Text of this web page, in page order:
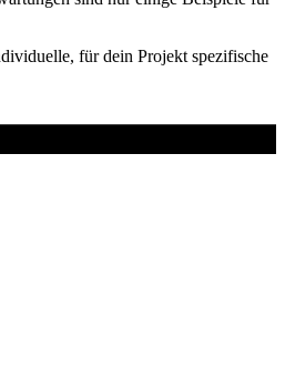
für dein Projekt spezifische